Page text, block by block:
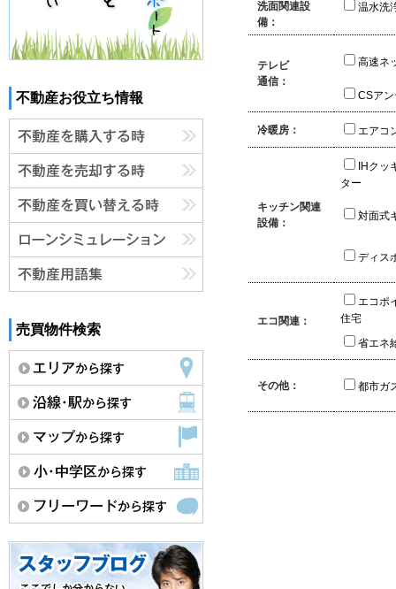
洗面関連設
備：
温水洗
テレビ
通信：
高速ネ
CSア
冷暖房： エアコ
キッチン関連
設備：
IHクッ
ター
対面式
ディス
エコ関連：
エコポ
住宅
省エネ
その他： 都市ガ
不動産お役立ち情報
売買物件検索